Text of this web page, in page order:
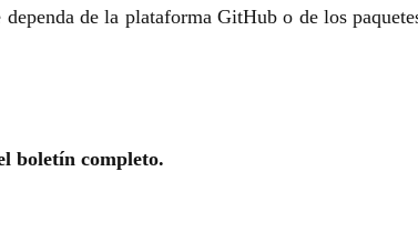
dependa de la plataforma GitHub o de los
boletín completo.